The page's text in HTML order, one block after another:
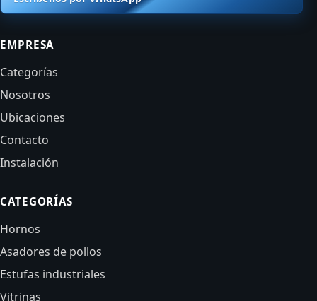
EMPRESA
Categorías
Nosotros
Ubicaciones
Contacto
Instalación
CATEGORÍAS
Hornos
Asadores de pollos
Estufas industriales
Vitrinas